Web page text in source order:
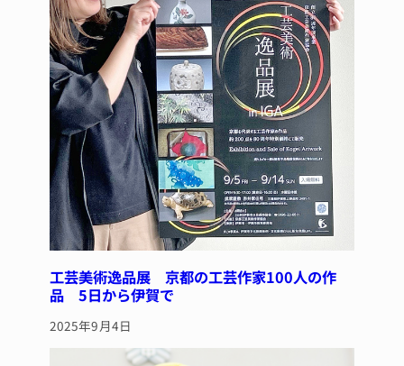
工芸美術逸品展 京都の工芸作家100人の作
品 5日から伊賀で
2025年9月4日